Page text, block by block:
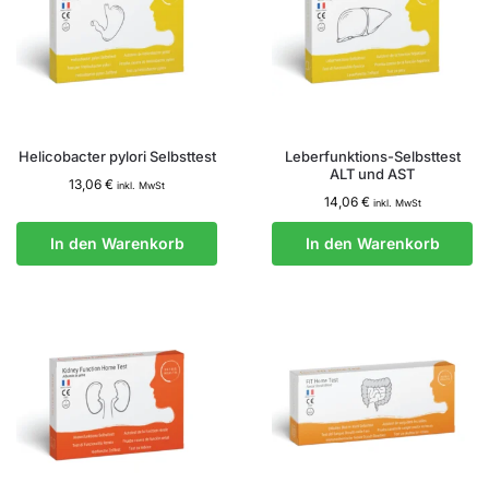
Helicobacter pylori Selbsttest
13,06 € inkl. MwSt
In den Warenkorb
Leberfunktions-Selbsttest
ALT und AST
14,06 € inkl. MwSt
In den Warenkorb